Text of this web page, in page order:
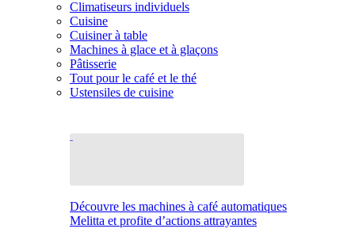
Climatiseurs individuels
Cuisine
Cuisiner à table
Machines à glace et à glaçons
Pâtisserie
Tout pour le café et le thé
Ustensiles de cuisine
Découvre les machines à café automatiques
Melitta et profite d’actions attrayantes